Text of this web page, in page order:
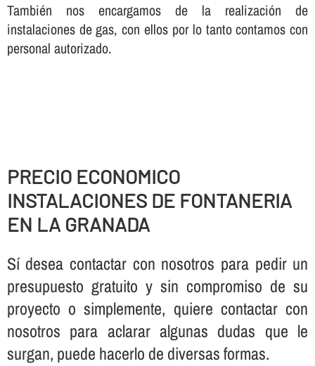
También nos encargamos de la realización de
instalaciones de gas, con ellos por lo tanto contamos con
personal autorizado.
PRECIO ECONOMICO
INSTALACIONES DE FONTANERIA
EN LA GRANADA
Sí­ desea contactar con nosotros para pedir un
presupuesto gratuito y sin compromiso de su
proyecto o simplemente, quiere contactar con
nosotros para aclarar algunas dudas que le
surgan, puede hacerlo de diversas formas.